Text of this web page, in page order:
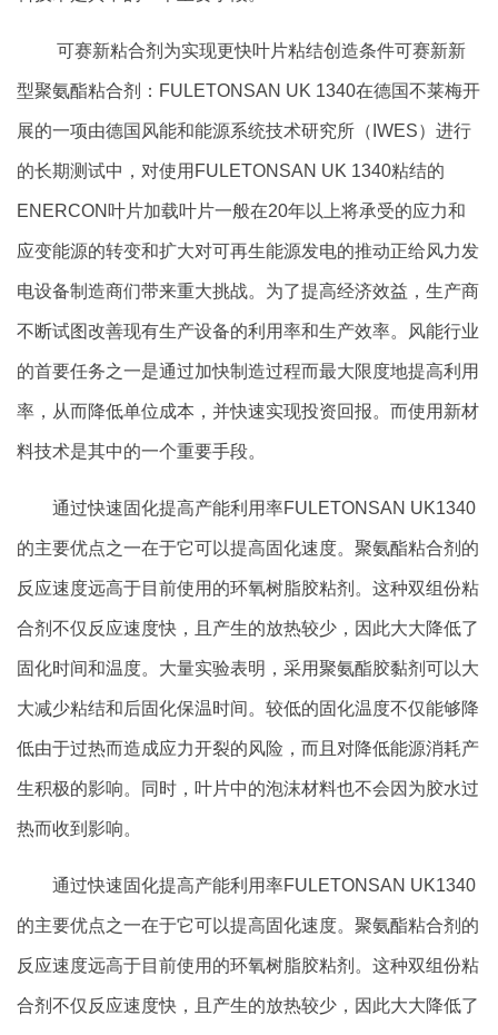
可赛新粘合剂为实现更快叶片粘结创造条件可赛新新
型聚氨酯粘合剂：FULETONSAN UK 1340在德国不莱梅开
展的一项由德国风能和能源系统技术研究所（IWES）进行
的长期测试中，对使用FULETONSAN UK 1340粘结的
ENERCON叶片加载叶片一般在20年以上将承受的应力和
应变能源的转变和扩大对可再生能源发电的推动正给风力发
电设备制造商们带来重大挑战。为了提高经济效益，生产商
不断试图改善现有生产设备的利用率和生产效率。风能行业
的首要任务之一是通过加快制造过程而最大限度地提高利用
率，从而降低单位成本，并快速实现投资回报。而使用新材
料技术是其中的一个重要手段。
通过快速固化提高产能利用率FULETONSAN UK1340
的主要优点之一在于它可以提高固化速度。聚氨酯粘合剂的
反应速度远高于目前使用的环氧树脂胶粘剂。这种双组份粘
合剂不仅反应速度快，且产生的放热较少，因此大大降低了
固化时间和温度。大量实验表明，采用聚氨酯胶黏剂可以大
大减少粘结和后固化保温时间。较低的固化温度不仅能够降
低由于过热而造成应力开裂的风险，而且对降低能源消耗产
生积极的影响。同时，叶片中的泡沫材料也不会因为胶水过
热而收到影响。
通过快速固化提高产能利用率FULETONSAN UK1340
的主要优点之一在于它可以提高固化速度。聚氨酯粘合剂的
反应速度远高于目前使用的环氧树脂胶粘剂。这种双组份粘
合剂不仅反应速度快，且产生的放热较少，因此大大降低了